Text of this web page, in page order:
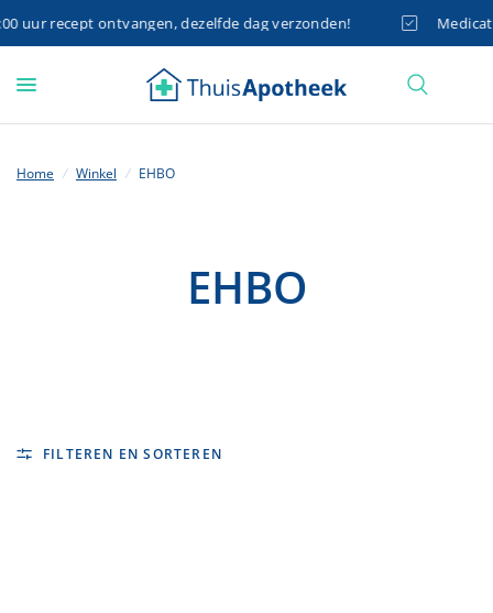
uur recept ontvangen, dezelfde dag verzonden!
Home / Winkel / EHBO
EHBO
FILTEREN EN SORTEREN